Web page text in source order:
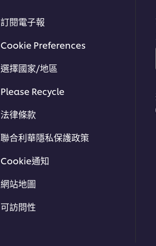
訂閱電子報
Cookie Preferences
選擇國家/地區
Please Recycle
法律條款
聯合利華隱私保護政策
Cookie通知
網站地圖
可訪問性